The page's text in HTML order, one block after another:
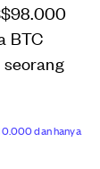
BTC
dan hanya